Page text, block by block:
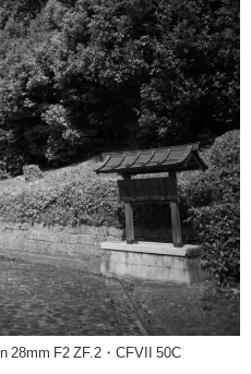
28mm F2 ZF.2・CFVII 50C